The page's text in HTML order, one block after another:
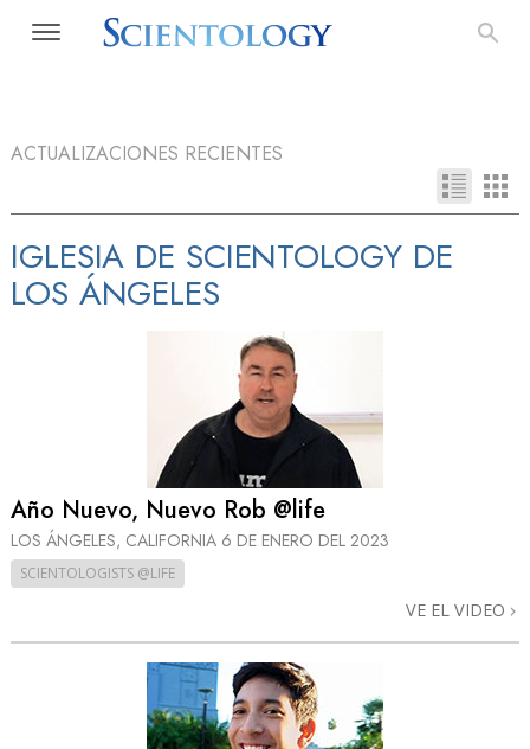
ACTUALIZACIONES RECIENTES
IGLESIA DE SCIENTOLOGY DE
LOS ÁNGELES
Año Nuevo, Nuevo Rob @life
LOS ÁNGELES, CALIFORNIA 6 DE ENERO DEL 2023
SCIENTOLOGISTS @LIFE
VE EL VIDEO